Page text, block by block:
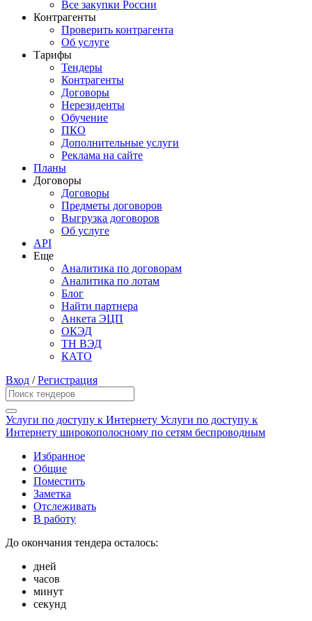
Все закупки России
Контрагенты
Проверить контрагента
Об услуге
Тарифы
Тендеры
Контрагенты
Договоры
Нерезиденты
Обучение
ПКО
Дополнительные услуги
Реклама на сайте
Планы
Договоры
Договоры
Предметы договоров
Выгрузка договоров
Об услуге
API
Еще
Аналитика по договорам
Аналитика по лотам
Блог
Найти партнера
Анкета ЭЦП
ОКЭД
ТН ВЭД
КАТО
Вход /Регистрация
Услуги по доступу к Интернету Услуги по доступу к
Интернету широкополосному по сетям беспроводным
Избранное
Общие
Поместить
Заметка
Отслеживать
В работу
До окончания тендера осталось:
дней
часов
минут
секунд